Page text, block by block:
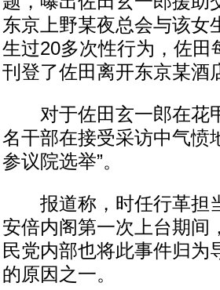
东京上野某夜总会与该女
生过20多次性行为，佐田
刊登了佐田离开东京某酒
对于佐田玄一郎在花
名干部在接受采访中气愤
参议院选举”。
报道称，时任行革担
安倍内阁第一次上台期间
民党内部也将此事件归为
的原因之一。